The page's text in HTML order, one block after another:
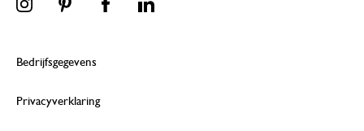
Bedrijfsgegevens
Privacyverklaring